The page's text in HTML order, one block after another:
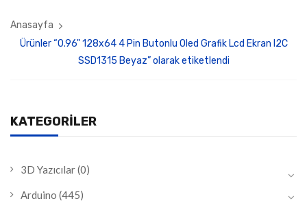
Anasayfa
Ürünler “0.96" 128x64 4 Pin Butonlu Oled Grafik Lcd Ekran I2C
SSD1315 Beyaz” olarak etiketlendi
KATEGORILER
3D Yazıcılar(0)
Arduino (445)